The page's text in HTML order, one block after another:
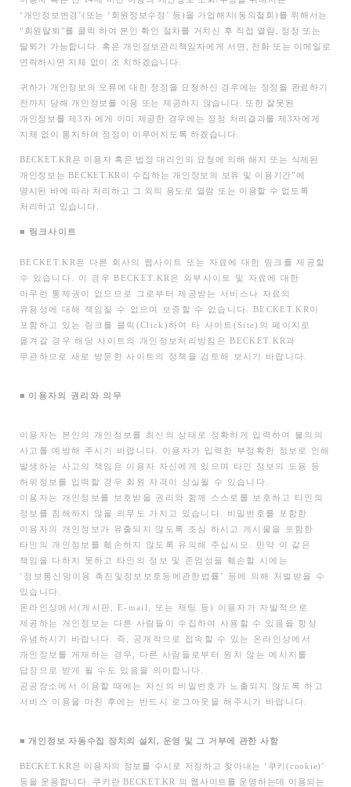
‘개인정보변경’(또는 ‘회원정보수정’ 등)을 가입해지(동의철회)를 위해서는
“회원탈퇴”를 클릭 하여 본인 확인 절차를 거치신 후 직접 열람, 정정 또는
탈퇴가 가능합니다. 혹은 개인정보관리책임자에게 서면, 전화 또는 이메일로
연락하시면 지체 없이 조 치하겠습니다.
귀하가 개인정보의 오류에 대한 정정을 요청하신 경우에는 정정을 완료하기
전까지 당해 개인정보를 이용 또는 제공하지 않습니다. 또한 잘못된
개인정보를 제3자 에게 이미 제공한 경우에는 정정 처리결과를 제3자에게
지체 없이 통지하여 정정이 이루어지도록 하겠습니다.
BECKET.KR 은 이용자 혹은 법정 대리인의 요청에 의해 해지 또는 삭제된
개인정보는 BECKET.KR이 수집하는 개인정보의 보유 및 이용기간”에
명시된 바에 따라 처리하고 그 외의 용도로 열람 또는 이용할 수 없도록
처리하고 있습니다.
■ 링크사이트
BECKET.KR 은 다른 회사의 웹사이트 또는 자료에 대한 링크를 제공할
수 있습니다. 이 경우 BECKET.KR은 외부사이트 및 자료에 대한
아무런 통제권이 없으므로 그로부터 제공받는 서비스나 자료의
유용성에 대해 책임질 수 없으며 보증할 수 없습니다. BECKET.KR이
포함하고 있는 링크를 클릭(Click)하여 타 사이트(Site)의 페이지로
옮겨갈 경우 해당 사이트의 개인정보처리방침은 BECKET.KR과
무관하므로 새로 방문한 사이트의 정책을 검토해 보시기 바랍니다.
■ 이용자의 권리와 의무
이용자는 본인의 개인정보를 최신의 상태로 정확하게 입력하여 불의의
사고를 예방해 주시기 바랍니다. 이용자가 입력한 부정확한 정보로 인해
발생하는 사고의 책임은 이용자 자신에게 있으며 타인 정보의 도용 등
허위정보를 입력할 경우 회원 자격이 상실될 수 있습니다.
이용자는 개인정보를 보호받을 권리와 함께 스스로를 보호하고 타인의
정보를 침해하지 않을 의무도 가지고 있습니다. 비밀번호를 포함한
이용자의 개인정보가 유출되지 않도록 조심 하시고 게시물을 포함한
타인의 개인정보를 훼손하지 않도록 유의해 주십시오. 만약 이 같은
책임을 다하지 못하고 타인의 정보 및 존엄성을 훼손할 시에는
‘정보통신망이용 촉진및정보보호등에관한법률’ 등에 의해 처벌받을 수
있습니다.
온라인상에서(게시판, E-mail, 또는 채팅 등) 이용자가 자발적으로
제공하는 개인정보는 다른 사람들이 수집하여 사용할 수 있음을 항상
유념하시기 바랍니다. 즉, 공개적으로 접속할 수 있는 온라인상에서
개인정보를 게재하는 경우, 다른 사람들로부터 원치 않는 메시지를
답장으로 받게 될 수도 있음을 의미합니다.
공공장소에서 이용할 때에는 자신의 비밀번호가 노출되지 않도록 하고
서비스 이용을 마친 후에는 반드시 로그아웃을 해주시기 바랍니다.
■ 개인정보 자동수집 장치의 설치, 운영 및 그 거부에 관한 사항
BECKET.KR 은 이용자의 정보를 수시로 저장하고 찾아내는 ‘쿠키(cookie)’
등을 운용합니다. 쿠키란 BECKET.KR 의 웹사이트를 운영하는데 이용되는